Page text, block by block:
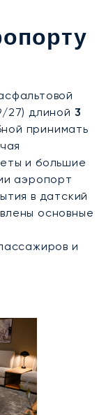
27) длиной 3
принимать
и большие
аэропорт
в датский
основные
и